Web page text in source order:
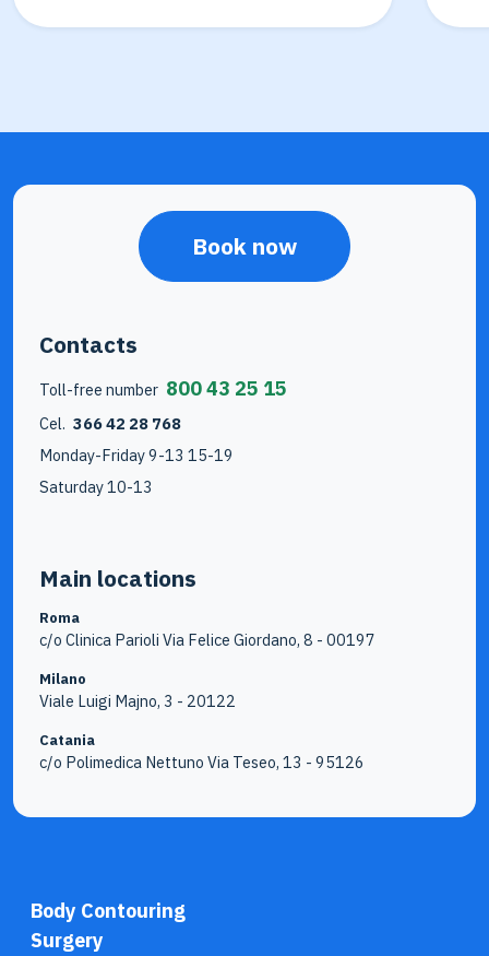
Body Contouring
Surgery
Book now
Contacts
Toll-free number 800 43 25 15
Cel. 366 42 28 768
Monday-Friday 9-13 15-19
Saturday 10-13
Main locations
Roma
c/o Clinica Parioli Via Felice Giordano, 8 - 00197
Milano
Viale Luigi Majno, 3 - 20122
Catania
c/o Polimedica Nettuno Via Teseo, 13 - 95126